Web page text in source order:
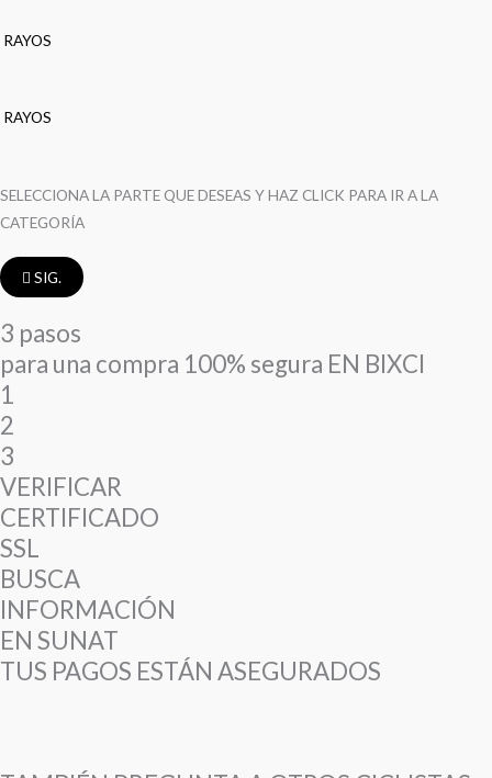
RAYOS
RAYOS
SELECCIONA LA PARTE QUE DESEAS Y HAZ CLICK PARA IR A LA
CATEGORÍA
SIG.
3 pasos
para una compra 100% segura EN BIXCI
1
2
3
VERIFICAR
CERTIFICADO
SSL
BUSCA
INFORMACIÓN
EN SUNAT
TUS PAGOS ESTÁN ASEGURADOS